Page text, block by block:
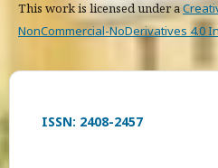
This work is licensed under a
NonCommercial-NoDerivatives 4.0
ISSN: 2408-2457